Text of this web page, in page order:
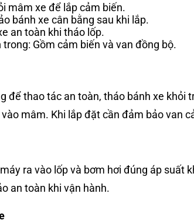
mâm xe để lắp cảm biến.
bánh xe cân bằng sau khi lắp.
an toàn khi tháo lốp.
Gồm cảm biến và van đồng bộ.
để thao tác an toàn, tháo bánh xe khỏi
mâm. Khi lắp đặt cần đảm bảo van
ra vào lốp và bơm hơi đúng áp suất
an toàn khi vận hành.